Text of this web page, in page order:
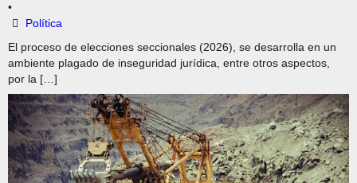
•
Política
El proceso de elecciones seccionales (2026), se desarrolla en un
ambiente plagado de inseguridad jurídica, entre otros aspectos,
por la […]